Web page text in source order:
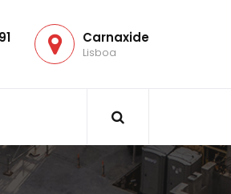
Carnaxide
Lisboa